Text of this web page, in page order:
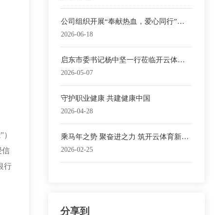
信
行
公司组织开展“奉献热血，爱心同行”无
偿献血公益活动
2026-06-18
启东市委书记杨中坚一行莅临开云体育
公司调研考察
2026-05-07
守护职业健康 共建健康中国
2026-04-28
乘马年之势 聚奋进之力 筑开云体育新篇
2026新春全体职工大会隆重召开
2026-02-25
分享到